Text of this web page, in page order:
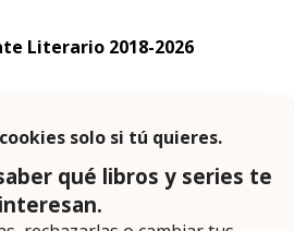
Literario 2018-2026
privacidad